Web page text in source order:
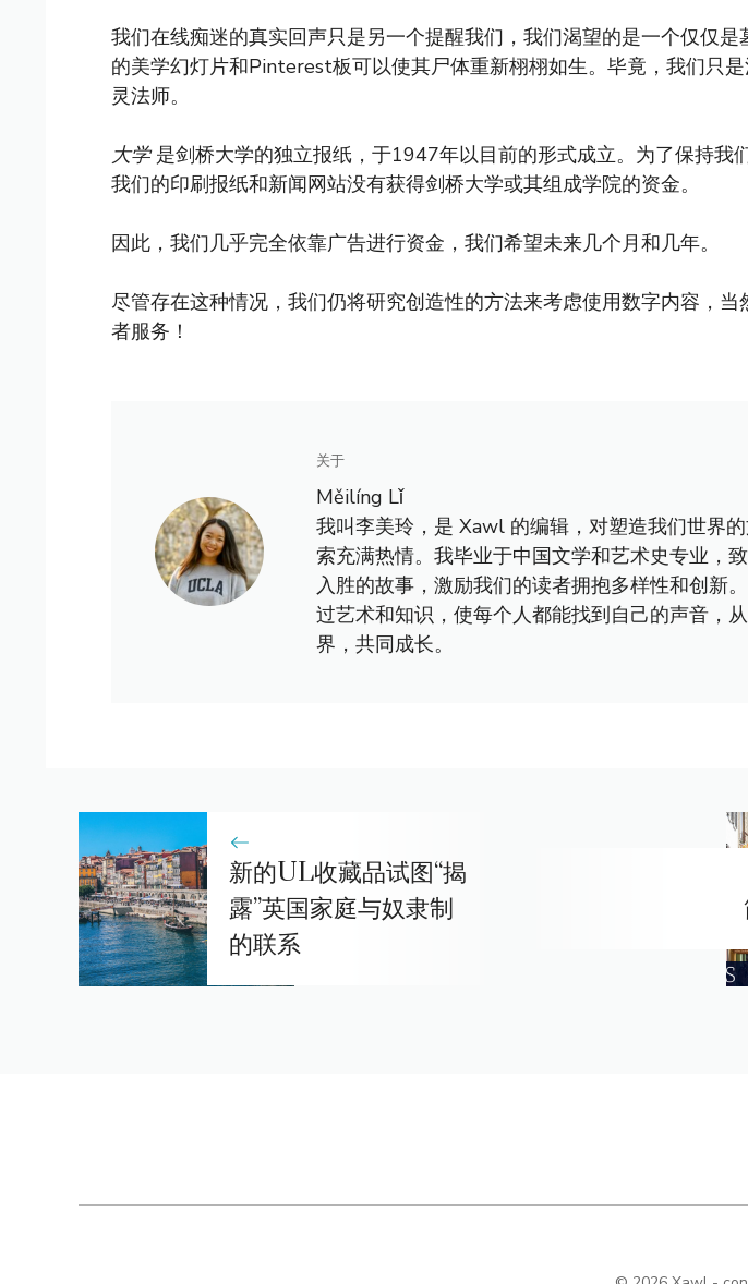
我们在线痴迷的真实回声只是另一个提醒我们，我们渴望的是一个仅仅是
的美学幻灯片和Pinterest板可以使其尸体重新栩栩如生。毕竟，我们只
灵法师。
大学是剑桥大学的独立报纸，于1947年以目前的形式成立。为了保持我
我们的印刷报纸和新闻网站没有获得剑桥大学或其组成学院的资金。
因此，我们几乎完全依靠广告进行资金，我们希望未来几个月和几年。
尽管存在这种情况，我们仍将研究创造性的方法来考虑使用数字内容，当
者服务！
关于
Měilíng Lǐ
我叫李美玲，是 Xawl 的编辑，对塑造我们世界
索充满热情。我毕业于中国文学和艺术史专业，
入胜的故事，激励我们的读者拥抱多样性和创新
过艺术和知识，使每个人都能找到自己的声音，
界，共同成长。
新的UL收藏品试图“揭
露”英国家庭与奴隶制
的联系